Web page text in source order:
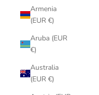
Armenia
(EUR €)
Aruba (EUR
€)
Australia
(EUR €)